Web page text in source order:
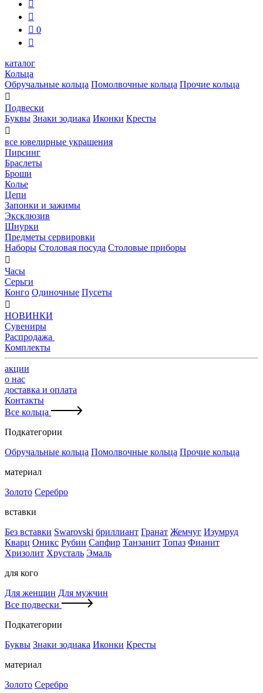


 0

каталог
Кольца
Обручальные кольца Помолвочные кольца Прочие кольца

Подвески
Буквы Знаки зодиака Иконки Кресты

все ювелирные украшения
Пирсинг
Браслеты
Броши
Колье
Цепи
Запонки и зажимы
Эксклюзив
Шнурки
Предметы сервировки
Наборы Столовая посуда Столовые приборы

Часы
Серьги
Конго Одиночные Пусеты

НОВИНКИ
Сувениры
Распродажа
Комплекты
акции
о нас
доставка и оплата
Контакты
Все кольца
Подкатегории
Обручальные кольца Помолвочные кольца Прочие кольца
материал
Золото Серебро
вставки
Без вставки Swarovski бриллиант Гранат Жемчуг Изумруд
Кварц Оникс Рубин Сапфир Танзанит Топаз Фианит
Хризолит Хрусталь Эмаль
для кого
Для женщин Для мужчин
Все подвески
Подкатегории
Буквы Знаки зодиака Иконки Кресты
материал
Золото Серебро